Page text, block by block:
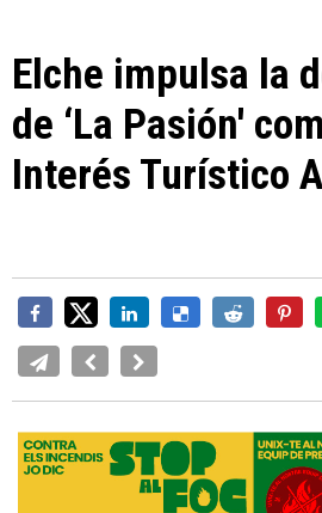
Elche impulsa la
de ‘La Pasión'
Interés Turístico